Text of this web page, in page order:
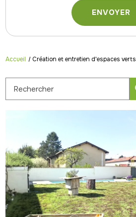
Accueil Création et entretien d'espaces verts
Rechercher